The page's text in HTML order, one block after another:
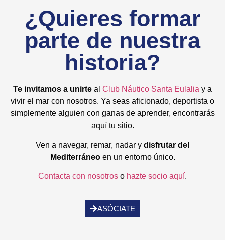
¿Quieres formar
parte de nuestra
historia?​
Te invitamos a unirte al Club Náutico Santa Eulalia y a
vivir el mar con nosotros. Ya seas aficionado, deportista o
simplemente alguien con ganas de aprender, encontrarás
aquí tu sitio.
Ven a navegar, remar, nadar y disfrutar del
Mediterráneoen un entorno único.
Contacta con nosotros o hazte socio aquí.
ASÓCIATE